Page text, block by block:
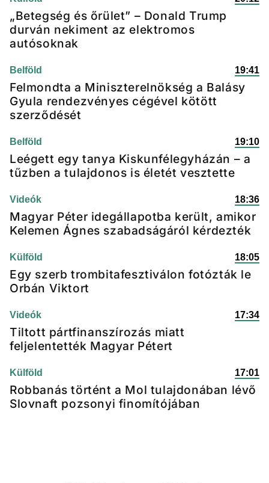
„Betegség és őrület” – Donald Trump
durván nekiment az elektromos
autósoknak
Belföld 19:41
Felmondta a Miniszterelnökség a Balásy
Gyula rendezvényes cégével kötött
szerződését
Belföld 19:10
Leégett egy tanya Kiskunfélegyházán – a
tűzben a tulajdonos is életét vesztette
Videók 18:36
Magyar Péter idegállapotba került, amikor
Kelemen Ágnes szabadságáról kérdezték
Külföld 18:05
Egy szerb trombitafesztiválon fotózták le
Orbán Viktort
Videók 17:34
Tiltott pártfinanszírozás miatt
feljelentették Magyar Pétert
Külföld 17:01
Robbanás történt a Mol tulajdonában lévő
Slovnaft pozsonyi finomítójában